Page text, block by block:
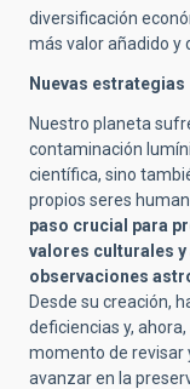
diversificación
más valor añadido y
Nuevas estrategias
Nuestro planeta
contaminación
científica, sino
propios seres
paso crucial para
valores culturales
observaciones
Desde su creación,
deficiencias y,
momento de revisar
avanzar en la